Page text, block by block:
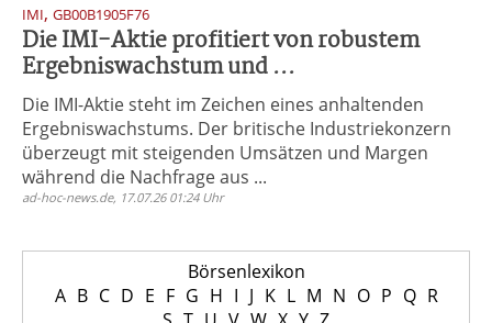
IMI, GB00B1905F76
Die IMI-Aktie profitiert von robustem
Ergebniswachstum und ...
Die IMI-Aktie steht im Zeichen eines anhaltenden
Ergebniswachstums. Der britische Industriekonzern
überzeugt mit steigenden Umsätzen und Margen
während die Nachfrage aus ...
ad-hoc-news.de, 17.07.26 01:24 Uhr
Börsenlexikon
A B C D E F G H I J K L M N O P Q R